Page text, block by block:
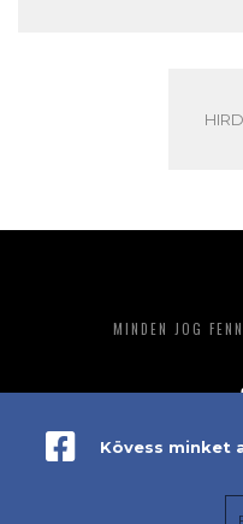
MINDEN JOG
ADATKEZELÉS
Kövess minket